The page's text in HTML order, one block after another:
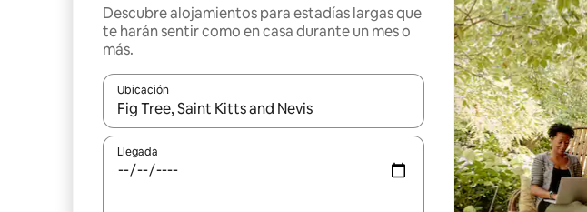
Descubre alojamientos para estadías largas que
te harán sentir como en casa durante un mes o
más.
Ubicación
Cuando los resultados estén disponibles, navega con las teclas de flecha hacia
Llegada